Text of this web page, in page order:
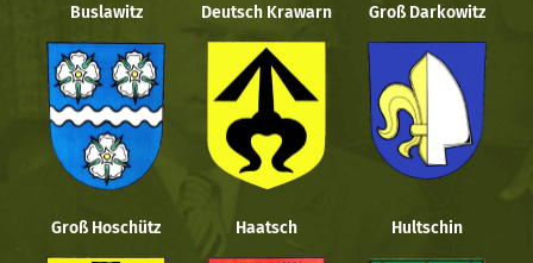
Buslawitz Deutsch Krawarn Groß Darkowitz
Groß Hoschütz Haatsch Hultschin